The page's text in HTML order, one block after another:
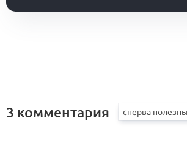
3 комментария